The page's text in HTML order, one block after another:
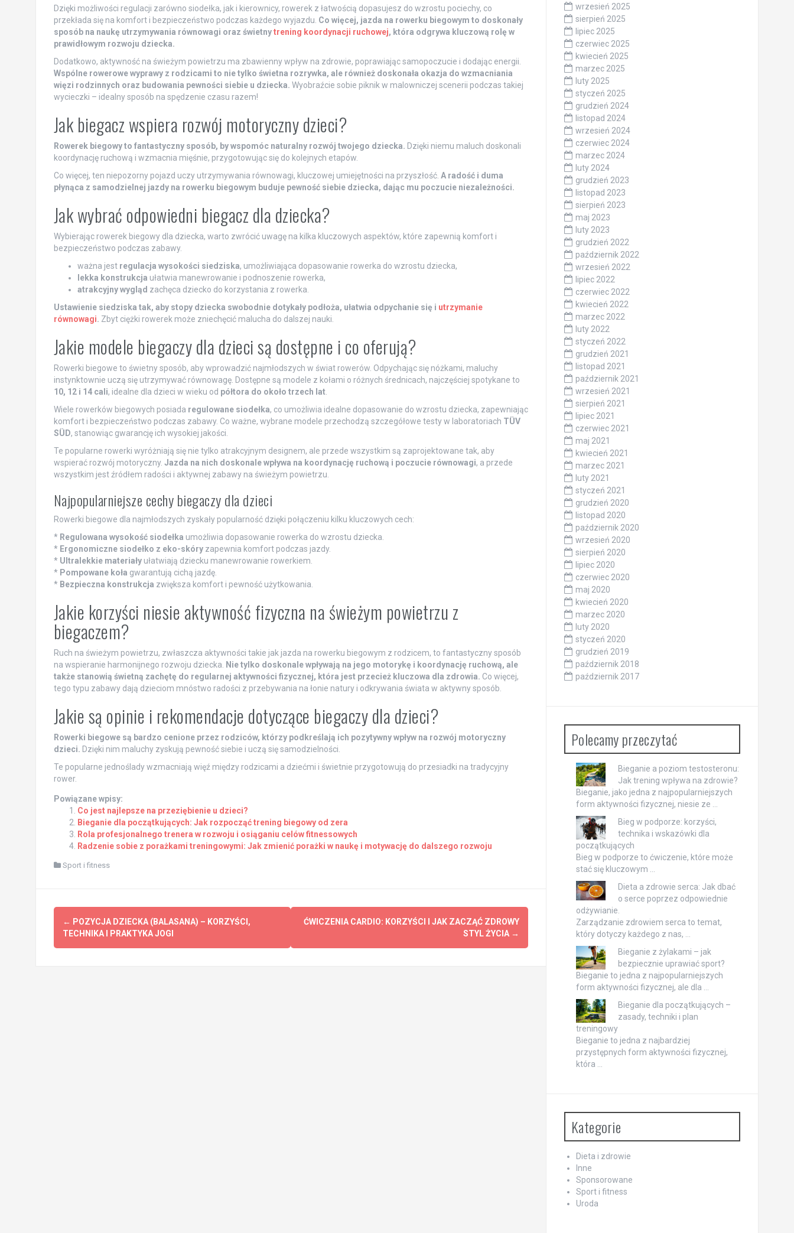
Dzięki możliwości regulacji zarówno siodełka, jak i kierownicy, rowerek z łatwością dopasujesz do wzrostu pociechy, co
przekłada się na komfort i bezpieczeństwo podczas każdego wyjazdu. Co więcej, jazda na rowerku biegowym to doskonały
sposób na naukę utrzymywania równowagi oraz świetnytrening koordynacji ruchowej, która odgrywa kluczową rolę w
prawidłowym rozwoju dziecka.
Dodatkowo, aktywność na świeżym powietrzu ma zbawienny wpływ na zdrowie, poprawiając samopoczucie i dodając energii.
Wspólne rowerowe wyprawy z rodzicami to nie tylko świetna rozrywka, ale również doskonała okazja do wzmacniania
więzi rodzinnych oraz budowania pewności siebie u dziecka. Wyobraźcie sobie piknik w malowniczej scenerii podczas takiej
wycieczki – idealny sposób na spędzenie czasu razem!
Jak biegacz wspiera rozwój motoryczny dzieci?
Rowerek biegowy to fantastyczny sposób, by wspomóc naturalny rozwój twojego dziecka. Dzięki niemu maluch doskonali
koordynację ruchową i wzmacnia mięśnie, przygotowując się do kolejnych etapów.
Co więcej, ten niepozorny pojazd uczy utrzymywania równowagi, kluczowej umiejętności na przyszłość. A radość i duma
płynąca z samodzielnej jazdy na rowerku biegowym buduje pewność siebie dziecka, dając mu poczucie niezależności.
Jak wybrać odpowiedni biegacz dla dziecka?
Wybierając rowerek biegowy dla dziecka, warto zwrócić uwagę na kilka kluczowych aspektów, które zapewnią komfort i
bezpieczeństwo podczas zabawy.
ważna jest regulacja wysokości siedziska, umożliwiająca dopasowanie rowerka do wzrostu dziecka,
lekka konstrukcja ułatwia manewrowanie i podnoszenie rowerka,
atrakcyjny wygląd zachęca dziecko do korzystania z rowerka.
Ustawienie siedziska tak, aby stopy dziecka swobodnie dotykały podłoża, ułatwia odpychanie się i utrzymanie
równowagi. Zbyt ciężki rowerek może zniechęcić malucha do dalszej nauki.
Jakie modele biegaczy dla dzieci są dostępne i co oferują?
Rowerki biegowe to świetny sposób, aby wprowadzić najmłodszych w świat rowerów. Odpychając się nóżkami, maluchy
instynktownie uczą się utrzymywać równowagę. Dostępne są modele z kołami o różnych średnicach, najczęściej spotykane to
10, 12 i 14 cali, idealne dla dzieci w wieku od półtora do około trzech lat.
Wiele rowerków biegowych posiada regulowane siodełka, co umożliwia idealne dopasowanie do wzrostu dziecka, zapewniając
komfort i bezpieczeństwo podczas zabawy. Co ważne, wybrane modele przechodzą szczegółowe testy w laboratoriach TÜV
SÜD, stanowiąc gwarancję ich wysokiej jakości.
Te popularne rowerki wyróżniają się nie tylko atrakcyjnym designem, ale przede wszystkim są zaprojektowane tak, aby
wspierać rozwój motoryczny. Jazda na nich doskonale wpływa na koordynację ruchową i poczucie równowagi, a przede
wszystkim jest źródłem radości i aktywnej zabawy na świeżym powietrzu.
Najpopularniejsze cechy biegaczy dla dzieci
Rowerki biegowe dla najmłodszych zyskały popularność dzięki połączeniu kilku kluczowych cech:
* Regulowana wysokość siodełka umożliwia dopasowanie rowerka do wzrostu dziecka.
* Ergonomiczne siodełko z eko-skóryzapewnia komfort podczas jazdy.
* Ultralekkie materiałyułatwiają dziecku manewrowanie rowerkiem.
* Pompowane koła gwarantują cichą jazdę.
* Bezpieczna konstrukcja zwiększa komfort i pewność użytkowania.
Jakie korzyści niesie aktywność fizyczna na świeżym powietrzu z
biegaczem?
Ruch na świeżym powietrzu, zwłaszcza aktywności takie jak jazda na rowerku biegowym z rodzicem, to fantastyczny sposób
na wspieranie harmonijnego rozwoju dziecka. Nie tylko doskonale wpływają na jego motorykę i koordynację ruchową, ale
także stanowią świetną zachętę do regularnej aktywności fizycznej, która jest przecież kluczowa dla zdrowia. Co więcej,
tego typu zabawy dają dzieciom mnóstwo radości z przebywania na łonie natury i odkrywania świata w aktywny sposób.
Jakie są opinie i rekomendacje dotyczące biegaczy dla dzieci?
Rowerki biegowe są bardzo cenione przez rodziców, którzy podkreślają ich pozytywny wpływ na rozwój motoryczny
dzieci. Dzięki nim maluchy zyskują pewność siebie i uczą się samodzielności.
Te popularne jednoślady wzmacniają więź między rodzicami a dziećmi i świetnie przygotowują do przesiadki na tradycyjny
rower.
Powiązane wpisy:
Co jest najlepsze na przeziębienie u dzieci?
Bieganie dla początkujących: Jak rozpocząć trening biegowy od zera
Rola profesjonalnego trenera w rozwoju i osiąganiu celów fitnessowych
Radzenie sobie z porażkami treningowymi: Jak zmienić porażki w naukę i motywację do dalszego rozwoju
Sport i fitness
Post
navigation
← POZYCJA DZIECKA (BALASANA) – KORZYŚCI,
TECHNIKA I PRAKTYKA JOGI
ĆWICZENIA CARDIO: KORZYŚCI I JAK ZACZĄĆ ZDROWY
STYL ŻYCIA →
wrzesień 2025
sierpień 2025
lipiec 2025
czerwiec 2025
kwiecień 2025
marzec 2025
luty 2025
styczeń 2025
grudzień 2024
listopad 2024
wrzesień 2024
czerwiec 2024
marzec 2024
luty 2024
grudzień 2023
listopad 2023
sierpień 2023
maj 2023
luty 2023
grudzień 2022
październik 2022
wrzesień 2022
lipiec 2022
czerwiec 2022
kwiecień 2022
marzec 2022
luty 2022
styczeń 2022
grudzień 2021
listopad 2021
październik 2021
wrzesień 2021
sierpień 2021
lipiec 2021
czerwiec 2021
maj 2021
kwiecień 2021
marzec 2021
luty 2021
styczeń 2021
grudzień 2020
listopad 2020
październik 2020
wrzesień 2020
sierpień 2020
lipiec 2020
czerwiec 2020
maj 2020
kwiecień 2020
marzec 2020
luty 2020
styczeń 2020
grudzień 2019
październik 2018
październik 2017
Polecamy przeczytać
Bieganie a poziom testosteronu:
Jak trening wpływa na zdrowie?
Bieganie, jako jedna z najpopularniejszych
form aktywności fizycznej, niesie ze …
Bieg w podporze: korzyści,
technika i wskazówki dla
początkujących
Bieg w podporze to ćwiczenie, które może
stać się kluczowym …
Dieta a zdrowie serca: Jak dbać
o serce poprzez odpowiednie
odżywianie.
Zarządzanie zdrowiem serca to temat,
który dotyczy każdego z nas, …
Bieganie z żylakami – jak
bezpiecznie uprawiać sport?
Bieganie to jedna z najpopularniejszych
form aktywności fizycznej, ale dla …
Bieganie dla początkujących –
zasady, techniki i plan
treningowy
Bieganie to jedna z najbardziej
przystępnych form aktywności fizycznej,
która …
Kategorie
Dieta i zdrowie
Inne
Sponsorowane
Sport i fitness
Uroda